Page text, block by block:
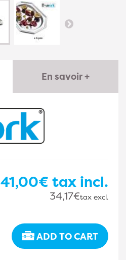
En savoir +
41,00€ tax incl.
34,17€tax excl.
ADD TO CART